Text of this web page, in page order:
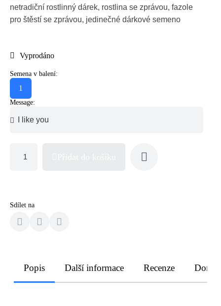
netradiční rostlinný dárek, rostlina se zprávou, fazole
pro štěstí se zprávou, jedinečné dárkové semeno
Vyprodáno
Semena v balení:
1
Message:
Sdílet na
Popis Další informace Recenze